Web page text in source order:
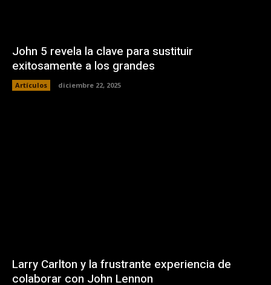
John 5 revela la clave para sustituir
exitosamente a los grandes
Artículos diciembre 22, 2025
Larry Carlton y la frustrante experiencia de
colaborar con John Lennon